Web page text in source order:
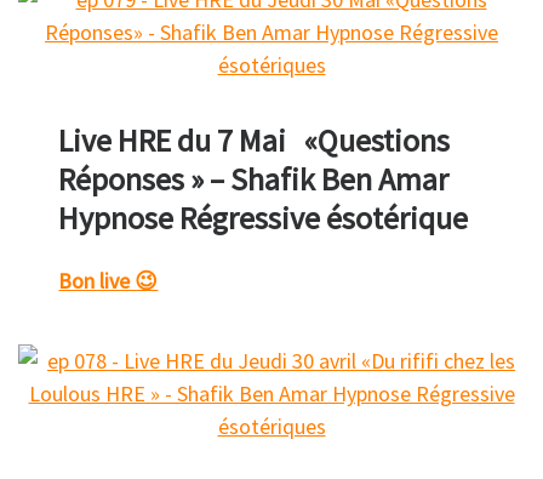
Live HRE du 7 Mai «Questions
Réponses » – Shafik Ben Amar
Hypnose Régressive ésotérique
Bon live 😉